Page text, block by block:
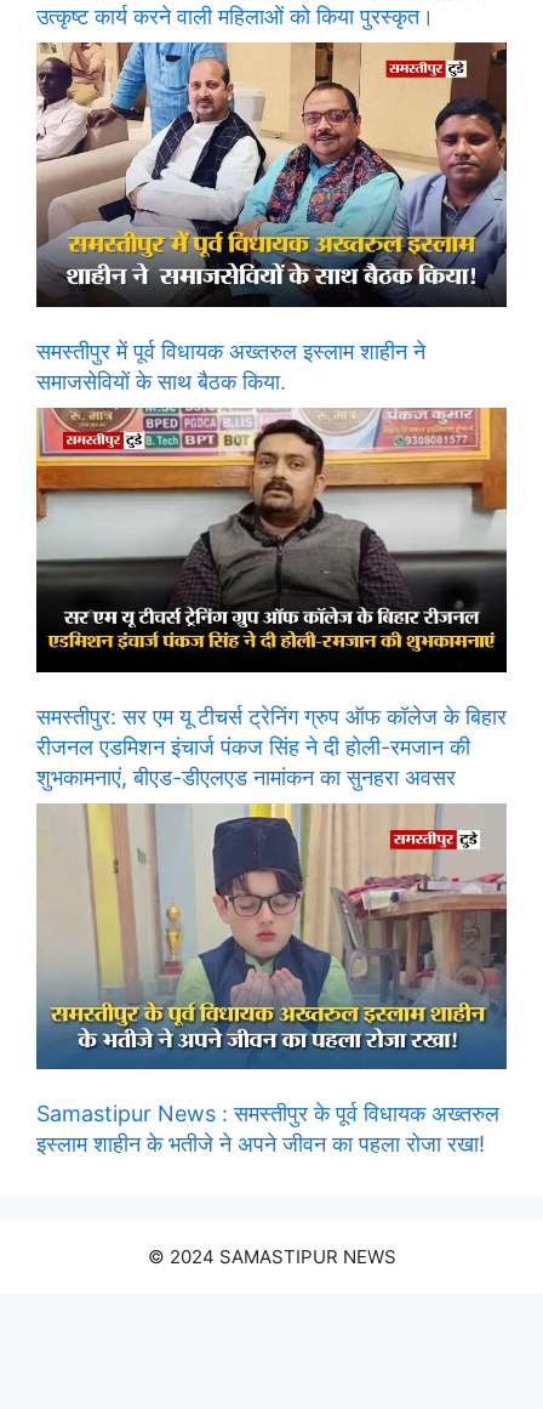
उत्कृष्ट कार्य करने वाली महिलाओं को किया पुरस्कृत।
समस्तीपुर में पूर्व विधायक अख्तरुल इस्लाम शाहीन ने
समाजसेवियों के साथ बैठक किया.
समस्तीपुर: सर एम यू टीचर्स ट्रेनिंग ग्रुप ऑफ कॉलेज के बिहार
रीजनल एडमिशन इंचार्ज पंकज सिंह ने दी होली-रमजान की
शुभकामनाएं, बीएड-डीएलएड नामांकन का सुनहरा अवसर
Samastipur News : समस्तीपुर के पूर्व विधायक अख्तरुल
इस्लाम शाहीन के भतीजे ने अपने जीवन का पहला रोजा रखा!
© 2024 SAMASTIPUR NEWS